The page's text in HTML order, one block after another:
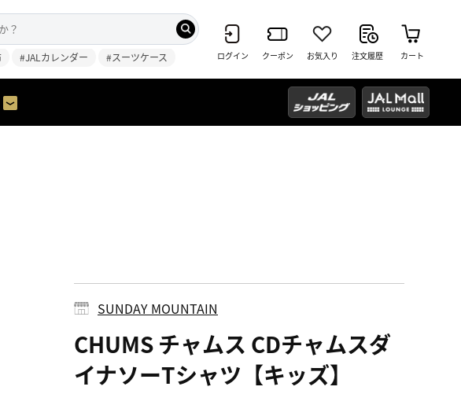
#JALカレンダー #スーツケース ログイン クーポン お気入り 注文履歴 カート
SUNDAY MOUNTAIN
CHUMS チャムス CDチャムスダ
イナソーTシャツ【キッズ】